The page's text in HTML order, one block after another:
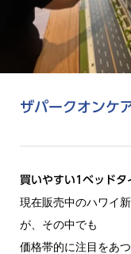
ザパークオンケ
買いやすい1ベッドタ
現在販売中のハワイ
が、その中でも
価格帯的に注目をあ